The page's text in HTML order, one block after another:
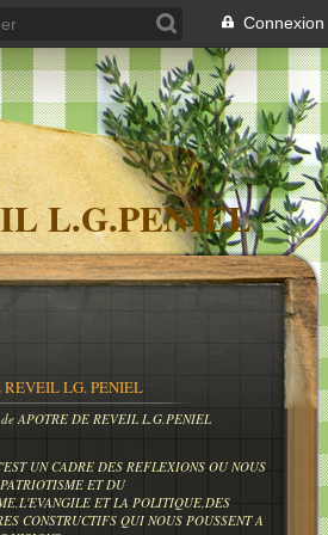
Connexion
L.G.PENIEL
REVEIL LG. PENIEL
APOTRE DE REVEIL L.G.PENIEL
UN CADRE DES REFLEXIONS OU NOUS
ET DU
ET LA POLITIQUE,DES
CONSTRUCTIFS QUI NOUS POUSSENT A